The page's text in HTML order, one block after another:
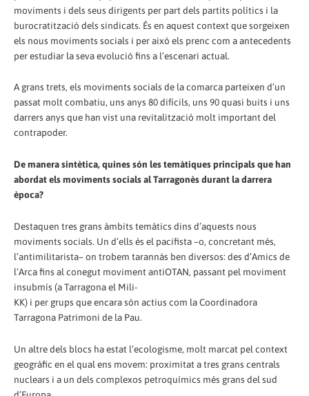
moviments i dels seus dirigents per part dels partits polítics i la
burocratització dels sindicats. És en aquest context que sorgeixen
els nous moviments socials i per això els prenc com a antecedents
per estudiar la seva evolució fins a l’escenari actual.
A grans trets, els moviments socials de la comarca parteixen d’un
passat molt combatiu, uns anys 80 difícils, uns 90 quasi buits i uns
darrers anys que han vist una revitalització molt important del
contrapoder.
De manera sintètica, quines són les temàtiques principals que han
abordat els moviments socials al Tarragonès durant la darrera
època?
Destaquen tres grans àmbits temàtics dins d’aquests nous
moviments socials. Un d’ells és el pacifista –o, concretant més,
l’antimilitarista– on trobem tarannàs ben diversos: des d’Amics de
l’Arca fins al conegut moviment antiOTAN, passant pel moviment
insubmís (a Tarragona el Mili-
KK) i per grups que encara són actius com la Coordinadora
Tarragona Patrimoni de la Pau.
Un altre dels blocs ha estat l’ecologisme, molt marcat pel context
geogràfic en el qual ens movem: proximitat a tres grans centrals
nuclears i a un dels complexos petroquímics més grans del sud